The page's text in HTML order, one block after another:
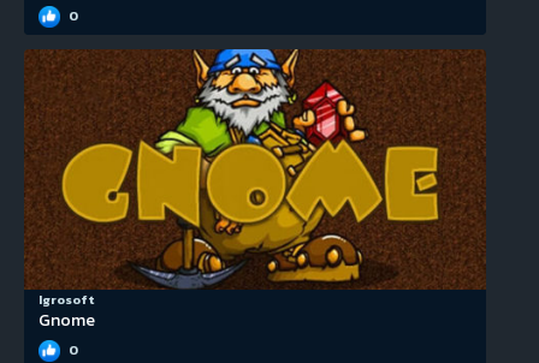
0
Igrosoft
Gnome
0